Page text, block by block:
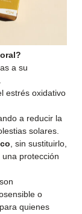
a su
estrés oxidativo
a reducir la
solares.
, sin sustituirlo,
protección
son
o
quienes